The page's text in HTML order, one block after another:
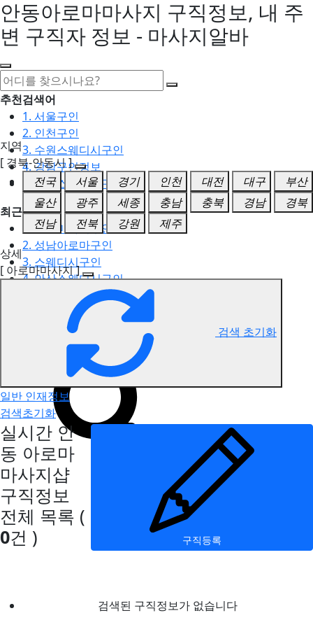
안동아로마마사지 구직정보, 내 주
변 구직자 정보 - 마사지알바
추천검색어
1. 서울구인
2. 인천구인
3. 수원스웨디시구인
4. 강남구인정보
5. 동탄스웨디시구인
최근검색어
1. 일산마사지구인
2. 성남아로마구인
3. 스웨디시구인
4. 안산스웨디시구인
5. 아로마구인
안동 아로마마사지 구직정보
지역
[ 경북-안동시 ]
전국
서울 경기 인천 대전 대구
부산
울산
광주 세종 충남 충북 경남
경북
전남
전북 강원
제주
상세
[ 아로마마사지 ]
검색 초기화
일반 인재정보
검색초기화
실시간 안
동 아로마
마사지샵
구직정보
전체 목록 (
0건 ) 구직등록
검색된 구직정보가 없습니다